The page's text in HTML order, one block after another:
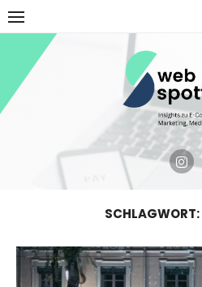
Skip
to
content
SCHLAGWORT: